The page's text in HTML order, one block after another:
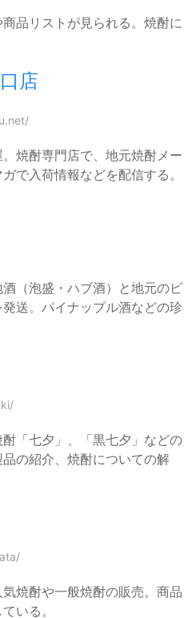
品リストが見られる。焼酎に
店
焼酎専門店で、地元焼酎メー
で入荷情報などを配信する。
（泡盛・ハブ酒）と地元のビ
送。パイナップル酒などの珍
「七夕」、「黒七夕」などの
の紹介、焼酎についての解
焼酎や一般焼酎の販売。商品
いる。